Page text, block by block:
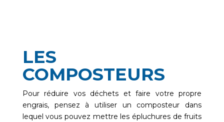
LES
COMPOSTEURS
Pour réduire vos déchets et faire votre propre
engrais, pensez à utiliser un composteur dans
lequel vous pouvez mettre les épluchures de fruits